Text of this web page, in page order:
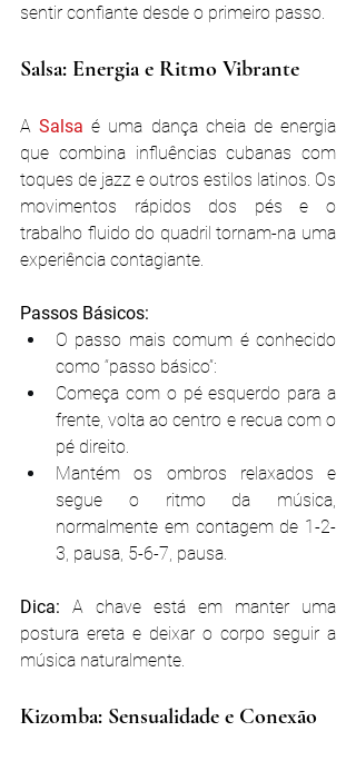
sentir confiante desde o primeiro passo.
Salsa: Energia e Ritmo Vibrante
A Salsa é uma dança cheia de energia
que combina influências cubanas com
toques de jazz e outros estilos latinos. Os
movimentos rápidos dos pés e o
trabalho fluido do quadril tornam-na uma
experiência contagiante.
Passos Básicos:
O passo mais comum é conhecido
como “passo básico”:
Começa com o pé esquerdo para a
frente, volta ao centro e recua com o
pé direito.
Mantém os ombros relaxados e
segue o ritmo da música,
normalmente em contagem de 1-2-
3, pausa, 5-6-7, pausa.
Dica: A chave está em manter uma
postura ereta e deixar o corpo seguir a
música naturalmente.
Kizomba: Sensualidade e Conexão